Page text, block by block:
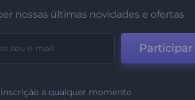
nossas últimas novidades e ofertas
Participar
a qualquer momento